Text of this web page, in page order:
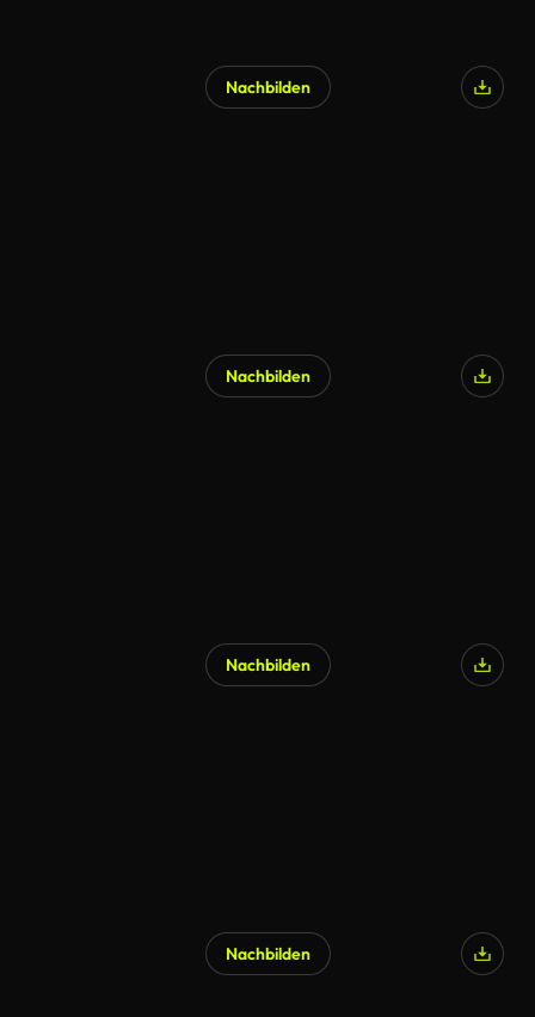
Nachbilden
Nachbilden
Nachbilden
Nachbilden